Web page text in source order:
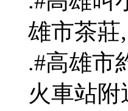
雄市茶莊
.#高雄市
火車站